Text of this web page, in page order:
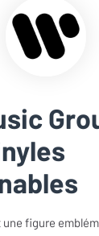
une figure